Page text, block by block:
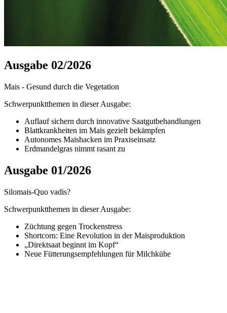
Ausgabe 02/2026
Mais - Gesund durch die Vegetation
Schwerpunktthemen in dieser Ausgabe:
Auflauf sichern durch innovative Saatgutbehandlungen
Blattkrankheiten im Mais gezielt bekämpfen
Autonomes Maishacken im Praxiseinsatz
Erdmandelgras nimmt rasant zu
Ausgabe 01/2026
Silomais-Quo vadis?
Schwerpunktthemen in dieser Ausgabe:
Züchtung gegen Trockenstress
Shortcorn: Eine Revolution in der Maisproduktion
„Direktsaat beginnt im Kopf“
Neue Fütterungsempfehlungen für Milchkühe